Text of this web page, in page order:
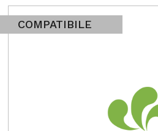
COMPATIBILE